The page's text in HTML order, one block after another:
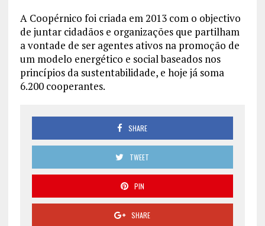
A Coopérnico foi criada em 2013 com o objectivo
de juntar cidadãos e organizações que partilham
a vontade de ser agentes ativos na promoção de
um modelo energético e social baseados nos
princípios da sustentabilidade, e hoje já soma
6.200 cooperantes.
SHARE
TWEET
PIN
SHARE